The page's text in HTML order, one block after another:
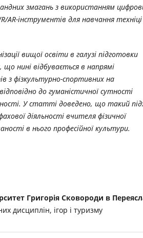
змагань з використанням
/AR-інструментів для навчання техніці
вищої освіти в галузі підготовки
що нині відбувається в напрямі
з фізкультурно-спортивних на
до гуманістичної сутності
У статті доведено, що такий
діяльності вчителя фізичної
в нього професійної культури.
Григорія Сковороди в
дисциплін, ігор і туризму